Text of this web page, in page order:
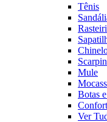
Tênis
Scarpin
Mule
Botas
Ver